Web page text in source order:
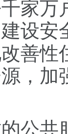
万
设安
善性
，加
共